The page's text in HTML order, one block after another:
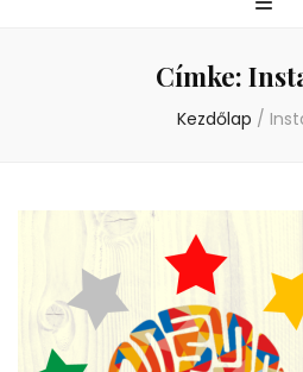
Címke:
Kezdőlap /